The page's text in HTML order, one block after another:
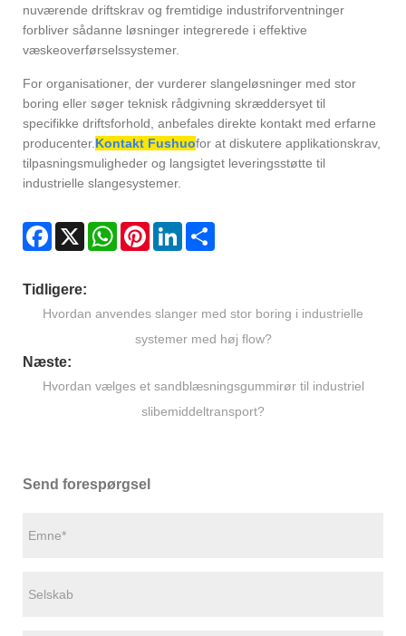
nuværende driftskrav og fremtidige industriforventninger
forbliver sådanne løsninger integrerede i effektive
væskeoverførselssystemer.
For organisationer, der vurderer slangeløsninger med stor
boring eller søger teknisk rådgivning skræddersyet til
specifikke driftsforhold, anbefales direkte kontakt med erfarne
producenter.Kontakt Fushuofor at diskutere applikationskrav,
tilpasningsmuligheder og langsigtet leveringsstøtte til
industrielle slangesystemer.
Facebook
X WhatsAppPinterestLinkedIn
Tidligere:
Hvordan anvendes slanger med stor boring i industrielle
systemer med høj flow?
Næste:
Hvordan vælges et sandblæsningsgummirør til industriel
slibemiddeltransport?
Send forespørgsel